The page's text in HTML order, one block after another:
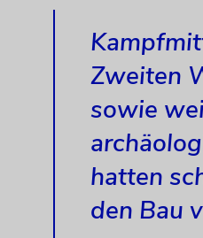
Zweiten
sowie
hatten
den Bau